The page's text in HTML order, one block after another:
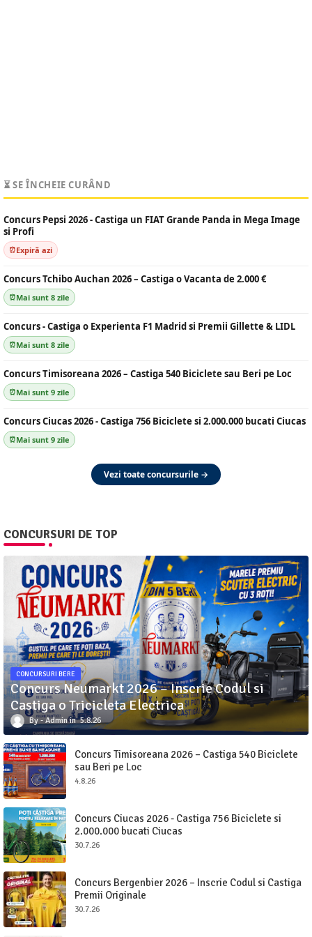
⏳ SE ÎNCHEIE CURÂND
Concurs Pepsi 2026 - Castiga un FIAT Grande Panda in Mega Image
si Profi
Expiră azi
Concurs Tchibo Auchan 2026 – Castiga o Vacanta de 2.000 €
Mai sunt 8 zile
Concurs - Castiga o Experienta F1 Madrid si Premii Gillette & LIDL
Mai sunt 8 zile
Concurs Timisoreana 2026 – Castiga 540 Biciclete sau Beri pe Loc
Mai sunt 9 zile
Concurs Ciucas 2026 - Castiga 756 Biciclete si 2.000.000 bucati Ciucas
Mai sunt 9 zile
Vezi toate concursurile →
CONCURSURI DE TOP
CONCURSURI BERE
Concurs Neumarkt 2026 – Inscrie Codul si
Castiga o Tricicleta Electrica
Admin 5.8.26
Concurs Timisoreana 2026 – Castiga 540 Biciclete
sau Beri pe Loc
4.8.26
Concurs Ciucas 2026 - Castiga 756 Biciclete si
2.000.000 bucati Ciucas
30.7.26
Concurs Bergenbier 2026 – Inscrie Codul si Castiga
Premii Originale
30.7.26